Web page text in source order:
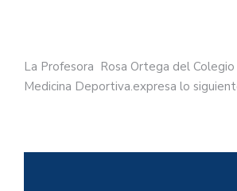
La Profesora Rosa Ortega del
Medicina Deportiva.expresa lo